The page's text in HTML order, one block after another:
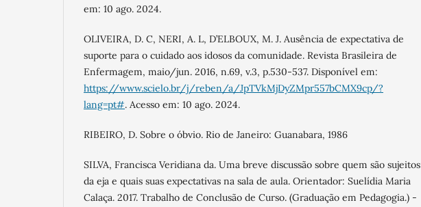
em: 10 ago. 2024.
OLIVEIRA, D. C, NERI, A. L, D’ELBOUX, M. J. Ausência de expectativa de
suporte para o cuidado aos idosos da comunidade. Revista Brasileira de
Enfermagem, maio/jun. 2016, n.69, v.3, p.530-537. Disponível em:
https://www.scielo.br/j/reben/a/JpTVkMjDyZMpr557bCMX9cp/?
lang=pt#. Acesso em: 10 ago. 2024.
RIBEIRO, D. Sobre o óbvio. Rio de Janeiro: Guanabara, 1986
SILVA, Francisca Veridiana da. Uma breve discussão sobre quem são sujeitos
da eja e quais suas expectativas na sala de aula. Orientador: Suelídia Maria
Calaça. 2017. Trabalho de Conclusão de Curso. (Graduação em Pedagogia.) -